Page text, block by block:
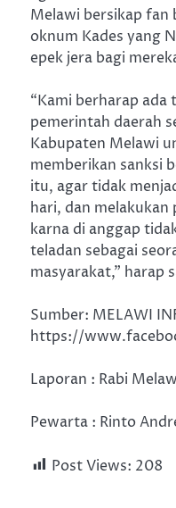
Melawi bersikap fan
oknum Kades yang
epek jera bagi
“Kami berharap
pemerintah daerah
Kabupaten Melawi
memberikan sanksi
itu, agar tidak
hari, dan
karna di anggap
teladan sebagai
masyarakat,” harap
Sumber: MELAWI
https://
Laporan : Rabi
Pewarta : Rinto
Post Views: 208